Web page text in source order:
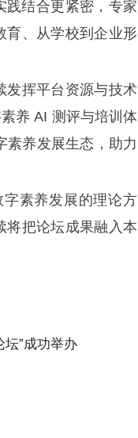
结合更紧密，专家
育、从学校到企业形
挥平台资源与技术
养 AI 测评与培训体
素养发展生态，助力
素养发展的理论方
将把论坛成果融入本
”成功举办